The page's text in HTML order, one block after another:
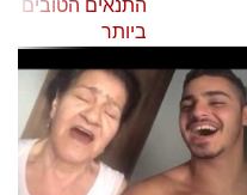
התנאים הטובים
ביותר